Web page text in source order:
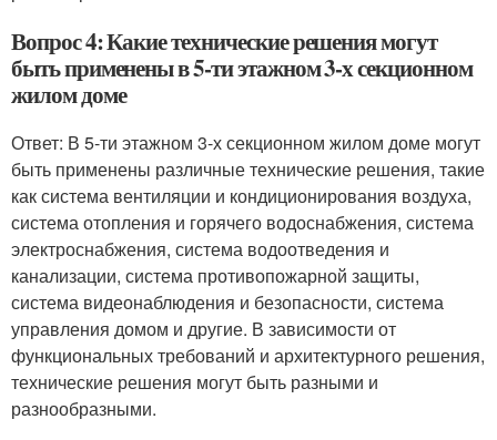
Вопрос 4: Какие технические решения могут
быть применены в 5-ти этажном 3-х секционном
жилом доме
Ответ: В 5-ти этажном 3-х секционном жилом доме могут
быть применены различные технические решения, такие
как система вентиляции и кондиционирования воздуха,
система отопления и горячего водоснабжения, система
электроснабжения, система водоотведения и
канализации, система противопожарной защиты,
система видеонаблюдения и безопасности, система
управления домом и другие. В зависимости от
функциональных требований и архитектурного решения,
технические решения могут быть разными и
разнообразными.